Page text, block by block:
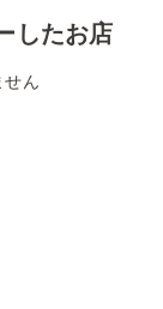
したお店
せん